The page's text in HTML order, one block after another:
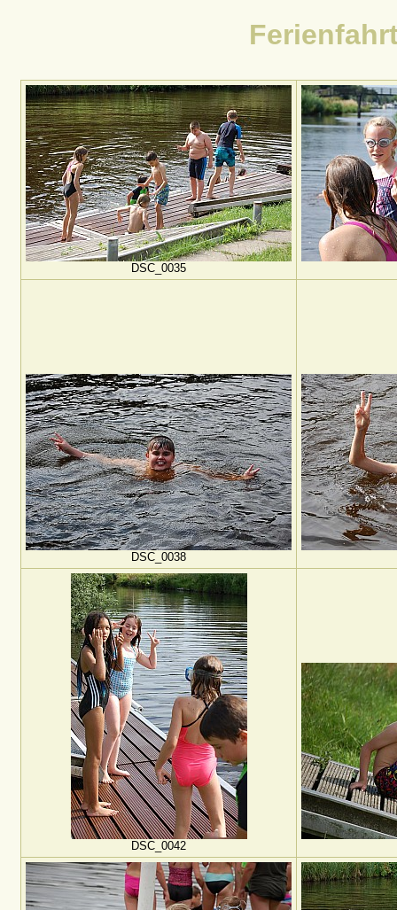
DSC_0035
DSC_0038
DSC_0042